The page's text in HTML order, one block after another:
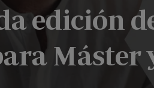
edición
Máster